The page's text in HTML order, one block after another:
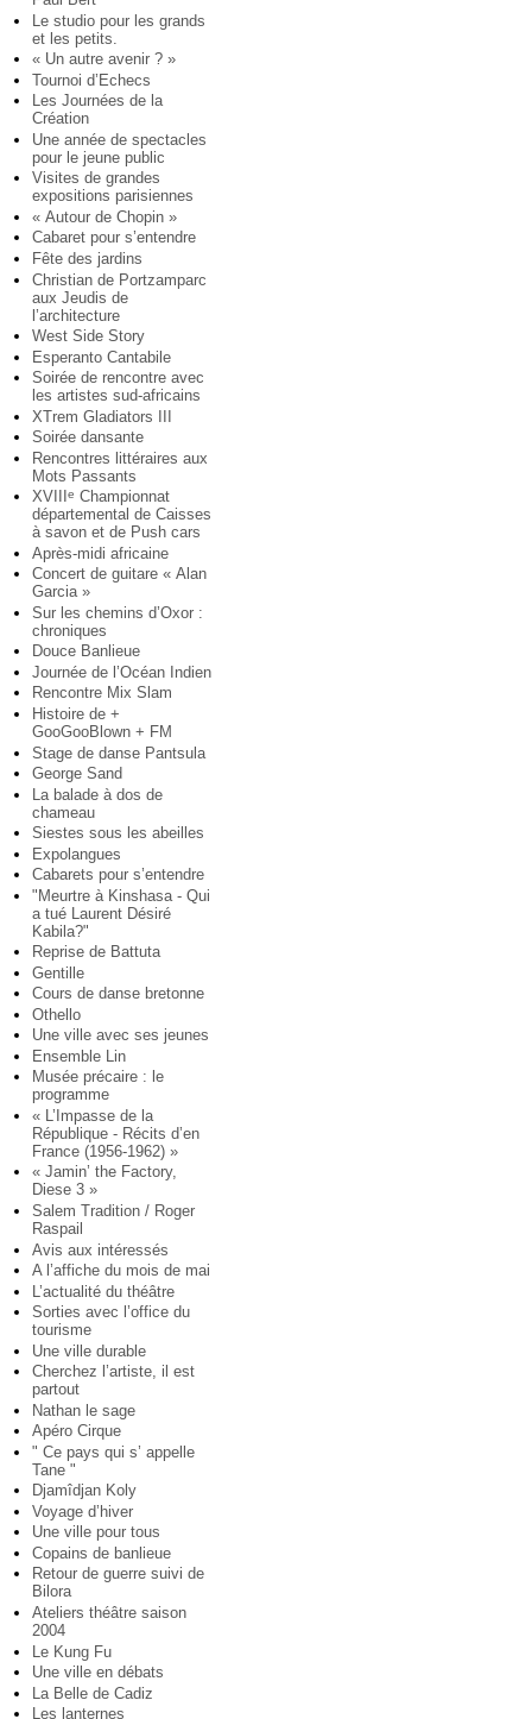
Le studio pour les grands
et les petits.
« Un autre avenir ? »
Tournoi d’Echecs
Les Journées de la
Création
Une année de spectacles
pour le jeune public
Visites de grandes
expositions parisiennes
« Autour de Chopin »
Cabaret pour s’entendre
Fête des jardins
Christian de Portzamparc
aux Jeudis de
l’architecture
West Side Story
Esperanto Cantabile
Soirée de rencontre avec
les artistes sud-africains
XTrem Gladiators III
Soirée dansante
Rencontres littéraires aux
Mots Passants
XVIII
e Championnat
départemental de Caisses
à savon et de Push cars
Après-midi africaine
Concert de guitare « Alan
Garcia »
Sur les chemins d’Oxor :
chroniques
Douce Banlieue
Journée de l’Océan Indien
Rencontre Mix Slam
Histoire de +
GooGooBlown + FM
Stage de danse Pantsula
George Sand
La balade à dos de
chameau
Siestes sous les abeilles
Expolangues
Cabarets pour s’entendre
"Meurtre à Kinshasa - Qui
a tué Laurent Désiré
Kabila?"
Reprise de Battuta
Gentille
Cours de danse bretonne
Othello
Une ville avec ses jeunes
Ensemble Lin
Musée précaire : le
programme
« L’Impasse de la
République - Récits d’en
France (1956-1962) »
« Jamin’ the Factory,
Diese 3 »
Salem Tradition / Roger
Raspail
Avis aux intéressés
A l’affiche du mois de mai
L’actualité du théâtre
Sorties avec l’office du
tourisme
Une ville durable
Cherchez l’artiste, il est
partout
Nathan le sage
Apéro Cirque
" Ce pays qui s’ appelle
Tane "
Djamîdjan Koly
Voyage d’hiver
Une ville pour tous
Copains de banlieue
Retour de guerre suivi de
Bilora
Ateliers théâtre saison
2004
Le Kung Fu
Une ville en débats
La Belle de Cadiz
Les lanternes